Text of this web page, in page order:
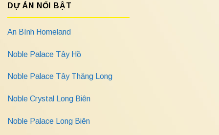
DỰ ÁN NỔI BẬT
An Bình Homeland
Noble Palace Tây Hồ
Noble Palace Tây Thăng Long
Noble Crystal Long Biên
Noble Palace Long Biên